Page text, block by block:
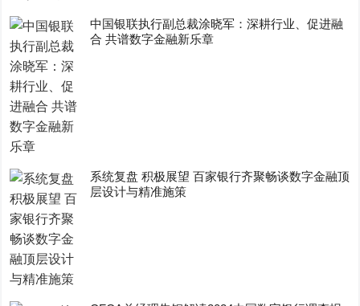
中国银联执行副总裁涂晓军：深耕行业、促进融
合 共谱数字金融新乐章
系统复盘 积极展望 百家银行齐聚畅谈数字金融顶
层设计与精准施策